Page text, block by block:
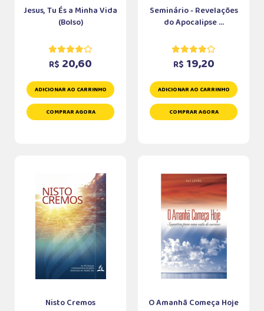
Jesus, Tu És a Minha Vida
(Bolso)
R$ 20,60
ADICIONAR AO CARRINHO
COMPRAR AGORA
Seminário - Revelações
do Apocalipse ...
R$ 19,20
ADICIONAR AO CARRINHO
COMPRAR AGORA
Nisto Cremos O Amanhã Começa Hoje